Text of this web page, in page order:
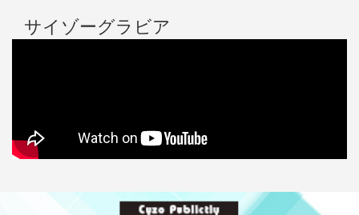
サイゾーグラビア